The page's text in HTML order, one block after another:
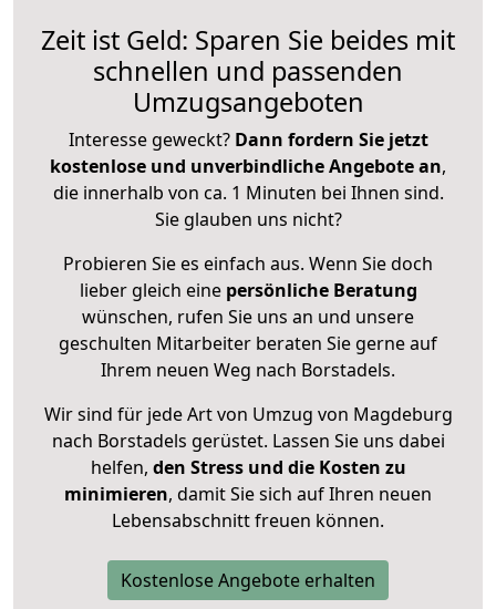
Zeit ist Geld: Sparen Sie beides mit
schnellen und passenden
Umzugsangeboten
Interesse geweckt? Dann fordern Sie jetzt
kostenlose und unverbindliche Angebote an,
die innerhalb von ca. 1 Minuten bei Ihnen sind.
Sie glauben uns nicht?
Probieren Sie es einfach aus. Wenn Sie doch
lieber gleich eine persönliche Beratung
wünschen, rufen Sie uns an und unsere
geschulten Mitarbeiter beraten Sie gerne auf
Ihrem neuen Weg nach Borstadels.
Wir sind für jede Art von Umzug von Magdeburg
nach Borstadels gerüstet. Lassen Sie uns dabei
helfen, den Stress und die Kosten zu
minimieren, damit Sie sich auf Ihren neuen
Lebensabschnitt freuen können.
Kostenlose Angebote erhalten